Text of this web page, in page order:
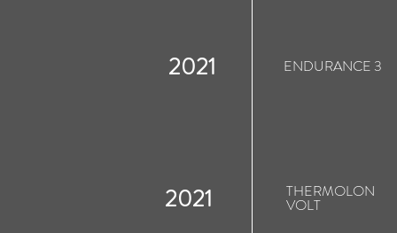
2020 THERMOLON
2021 ENDURANCE 3
2021 THERMOLON
VOLT